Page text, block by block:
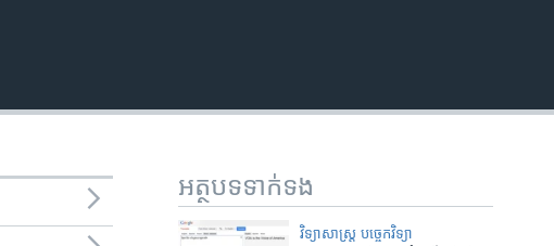
អត្ថបទ​ទាក់ទង
វិទ្យាសាស្ត្រ បច្ចេកវិទ្យា